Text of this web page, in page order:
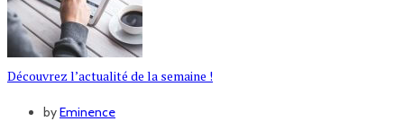
Découvrez l’actualité de la semaine !
byEminence